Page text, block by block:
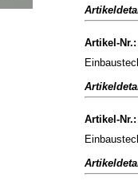
Artikel-Nr.:
Artikel-Nr.: